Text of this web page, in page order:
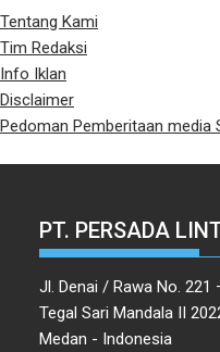
Tentang Kami
Tim Redaksi
Info Iklan
Disclaimer
Pedoman Pemberitaan media
PT. PERSADA
Jl. Denai / Rawa No. 221
Tegal Sari Mandala II
Medan - Indonesia